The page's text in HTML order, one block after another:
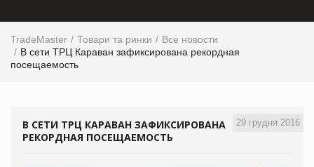
TradeMaster Товари та ринки
Все новости
В сети ТРЦ Караван зафиксирована рекордная
посещаемость
29 грудня 2016
В СЕТИ ТРЦ КАРАВАН ЗАФИКСИРОВАНА
РЕКОРДНАЯ ПОСЕЩАЕМОСТЬ